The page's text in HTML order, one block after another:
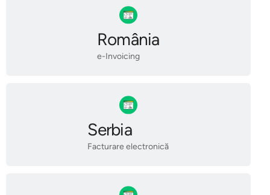
România
e-Invoicing
Serbia
Facturare electronică